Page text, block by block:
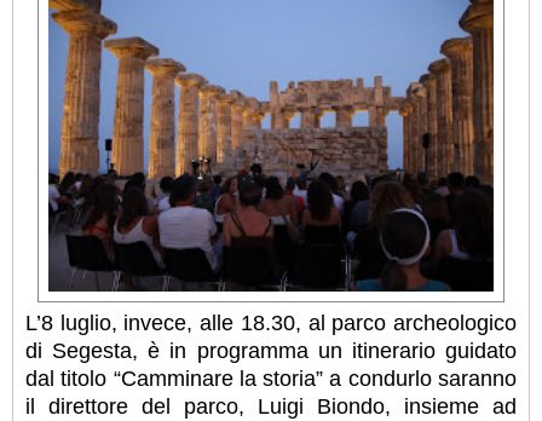
L’8 luglio, invece, alle 18.30, al parco archeologico
di Segesta, è in programma un itinerario guidato
dal titolo “Camminare la storia” a condurlo saranno
il direttore del parco, Luigi Biondo, insieme ad